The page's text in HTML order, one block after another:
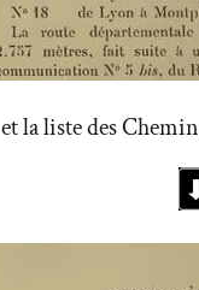
et la liste des